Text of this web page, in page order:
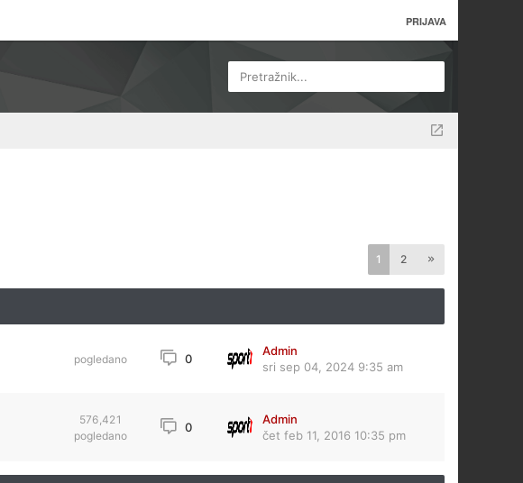
PRIJAVA
Pretražnik...
1 2
pogledano 0
Admin
sri sep 04, 2024 9:35 am
576,421
pogledano
0
Admin
čet feb 11, 2016 10:35 pm